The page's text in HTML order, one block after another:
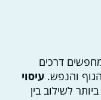
דרכים
והנפש. עיסוי
לשילוב בין